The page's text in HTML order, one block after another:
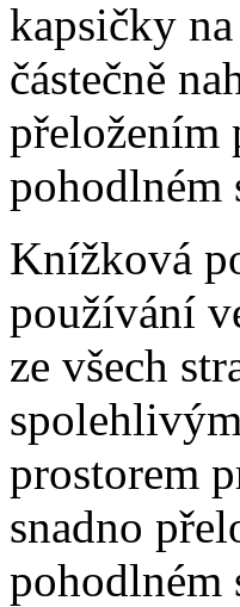
kapsičky
částečně
přeložením
Knížková
používání
ze všech
prostorem
snadno